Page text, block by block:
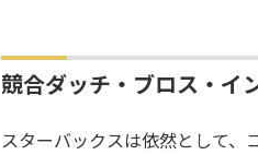
競合ダッチ・ブロス・イ
スターバックスは依然として、